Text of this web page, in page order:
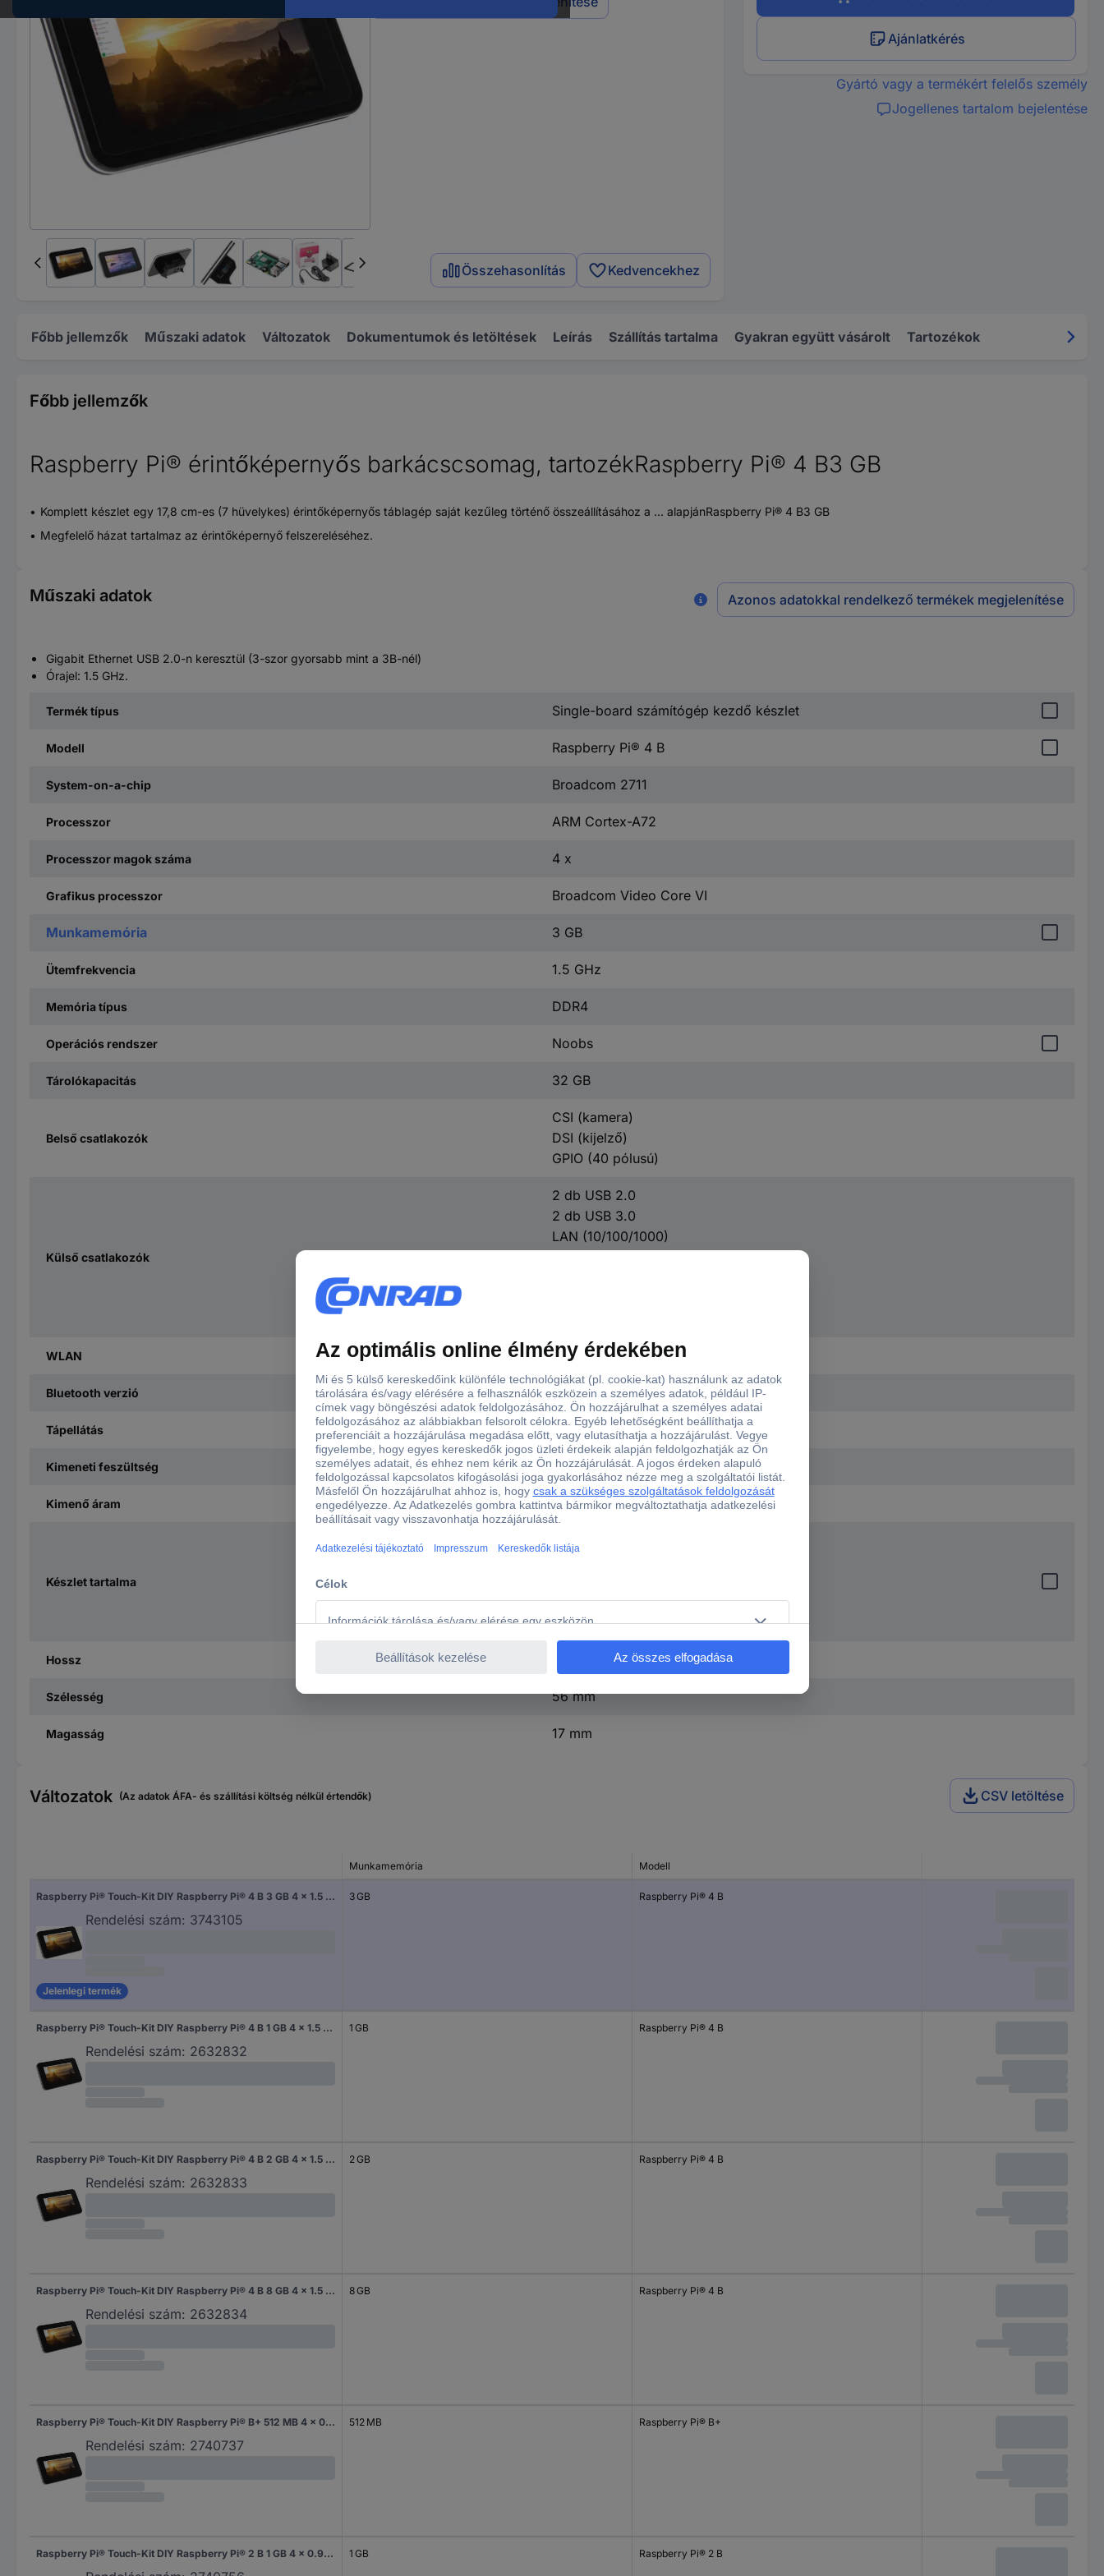
Összehasonlítás Kedvencekhez
Ajánlatkérés
Gyártó vagy a termékért felelős személy
Jogellenes tartalom bejelentése
Főbb jellemzők Műszaki adatok Változatok Dokumentumok és letöltések Leírás Szállítás tartalma Gyakran együtt vásárolt Tartozékok
Főbb jellemzők
Raspberry Pi® érintőképernyős barkácscsomag, tartozékRaspberry Pi® 4 B3 GB
Komplett készlet egy 17,8 cm-es (7 hüvelykes) érintőképernyős táblagép saját kezűleg történő összeállításához a ... alapjánRaspberry Pi® 4 B3 GB
Megfelelő házat tartalmaz az érintőképernyő felszereléséhez.
Műszaki adatok Azonos adatokkal rendelkező termékek megjelenítése
Gigabit Ethernet USB 2.0-n keresztül (3-szor gyorsabb mint a 3B-nél)
Órajel: 1.5 GHz.
Termék típus Single-board számítógép kezdő készlet
Modell Raspberry Pi® 4 B
System-on-a-chip Broadcom 2711
Processzor ARM Cortex-A72
Processzor magok száma 4 x
Grafikus processzor Broadcom Video Core VI
Munkamemória 3 GB
Ütemfrekvencia 1.5 GHz
Memória típus DDR4
Operációs rendszer Noobs
Tárolókapacitás 32 GB
Belső csatlakozók
CSI (kamera)
DSI (kijelző)
GPIO (40 pólusú)
Külső csatlakozók
2 db USB 2.0
2 db USB 3.0
LAN (10/100/1000)
WLAN b/g/n/ac
Bluetooth verzió 5.0
Tápellátás USB-n keresztül üzemeltetett
Kimeneti feszültség 5 V/DC
Kimenő áram 3 A
Készlet tartalma
Érintőképernyővel
Noobs OS-sel
Hűtőbordával
Hossz
Szélesség 56 mm
Magasság 17 mm
Változatok (Az adatok ÁFA- és szállítási költség nélkül értendők) CSV letöltése
Munkamemória Modell
Raspberry Pi® Touch-Kit DIY Raspberry Pi® 4 B 3 GB 4 x 1.5 GHz Érintőképernyővel, Házzal, Tápegységgel, Noobs OS-sel, Hűtőbordával
Rendelési szám: 3743105
Jelenlegi termék
3 GB Raspberry Pi® 4 B
Raspberry Pi® Touch-Kit DIY Raspberry Pi® 4 B 1 GB 4 x 1.5 GHz Érintőképernyővel, Házzal, Tápegységgel, Noobs OS-sel, Hűtőbordával
Rendelési szám: 2632832
1 GB Raspberry Pi® 4 B
Raspberry Pi® Touch-Kit DIY Raspberry Pi® 4 B 2 GB 4 x 1.5 GHz Érintőképernyővel, Házzal, Tápegységgel, Noobs OS-sel, Hűtőbordával
Rendelési szám: 2632833
2 GB Raspberry Pi® 4 B
Raspberry Pi® Touch-Kit DIY Raspberry Pi® 4 B 8 GB 4 x 1.5 GHz Érintőképernyővel, Házzal, Tápegységgel, Noobs OS-sel, Hűtőbordával
Rendelési szám: 2632834
8 GB Raspberry Pi® 4 B
Raspberry Pi® Touch-Kit DIY Raspberry Pi® B+ 512 MB 4 x 0.7 GHz Érintőképernyővel, Házzal, Tápegységgel, Noobs OS-sel, Hűtőbordával
Rendelési szám: 2740737
512 MB Raspberry Pi® B+
Raspberry Pi® Touch-Kit DIY Raspberry Pi® 2 B 1 GB 4 x 0.9 GHz Érintőképernyővel, Házzal, Tápegységgel, Noobs OS-sel, Hűtőbordával 1 GB Raspberry Pi® 2 B